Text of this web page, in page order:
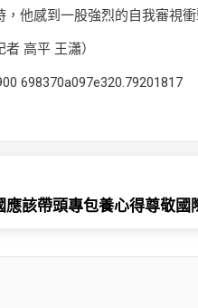
他感到一股強烈的自我審視衝
者 高平 王瀟）
698370a097e320.79201817
應該帶頭專包養心得尊敬